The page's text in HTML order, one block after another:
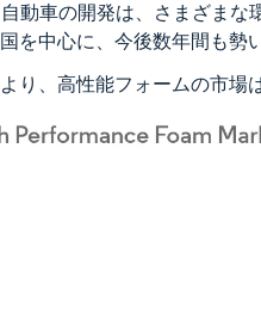
動車の開発は、さまざま
を中心に、今後数年間も勢
り、高性能フォームの市場